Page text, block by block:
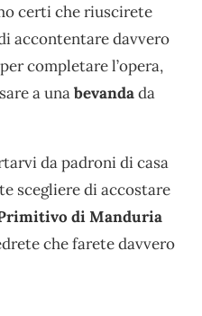
certi che riuscirete
accontentare davvero
completare l’opera,
a unabevandada
da padroni di casa
scegliere di accostare
di Manduria
che farete davvero